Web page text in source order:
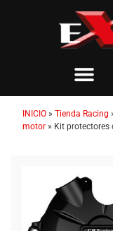
INICIO » Tienda Racing
motor » Kit protectores